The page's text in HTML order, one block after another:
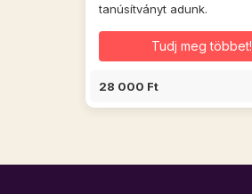
tanúsítványt adunk.
Tudj meg többet!
28 000 Ft